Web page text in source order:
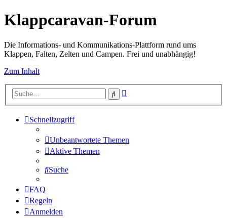
Klappcaravan-Forum
Die Informations- und Kommunikations-Plattform rund ums
Klappen, Falten, Zelten und Campen. Frei und unabhängig!
Zum Inhalt
Suche
Schnellzugriff
Unbeantwortete Themen
Aktive Themen
Suche
FAQ
Regeln
Anmelden